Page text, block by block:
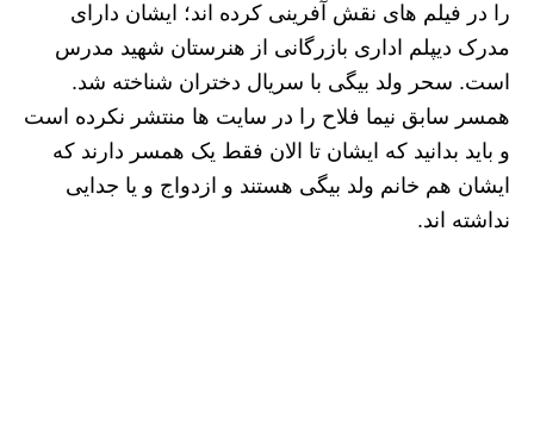
را در فیلم های نقش آفرینی کرده اند؛ ایشان دارای
مدرک دیپلم اداری بازرگانی از هنرستان شهید مدرس
است. سحر ولد بیگی با سریال دختران شناخته شد.
همسر سابق نیما فلاح را در سایت ها منتشر نکرده است
و باید بدانید که ایشان تا الان فقط یک همسر دارند که
ایشان هم خانم ولد بیگی هستند و ازدواج و یا جدایی
نداشته اند.